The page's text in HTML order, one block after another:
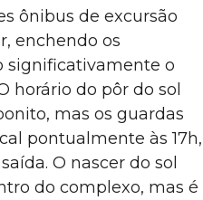
ônibus de excursão
enchendo os
significativamente o
horário do pôr do sol
mas os guardas
pontualmente às 17h,
O nascer do sol
do complexo, mas é